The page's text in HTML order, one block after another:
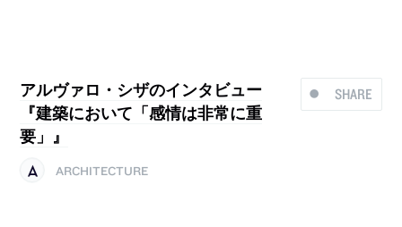
SHARE
アルヴァロ・シザのインタビュー
『建築において「感情は非常に重
要」』
ARCHITECTURE